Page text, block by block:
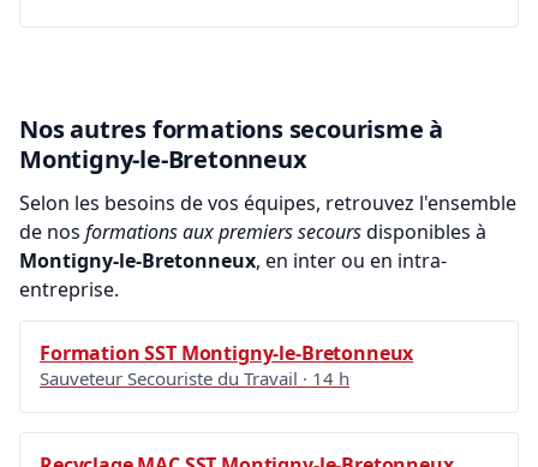
Nos autres formations secourisme à
Montigny-le-Bretonneux
Selon les besoins de vos équipes, retrouvez l'ensemble
de nos formations aux premiers secoursdisponibles à
Montigny-le-Bretonneux, en inter ou en intra-
entreprise.
Formation SST Montigny-le-Bretonneux
Sauveteur Secouriste du Travail · 14 h